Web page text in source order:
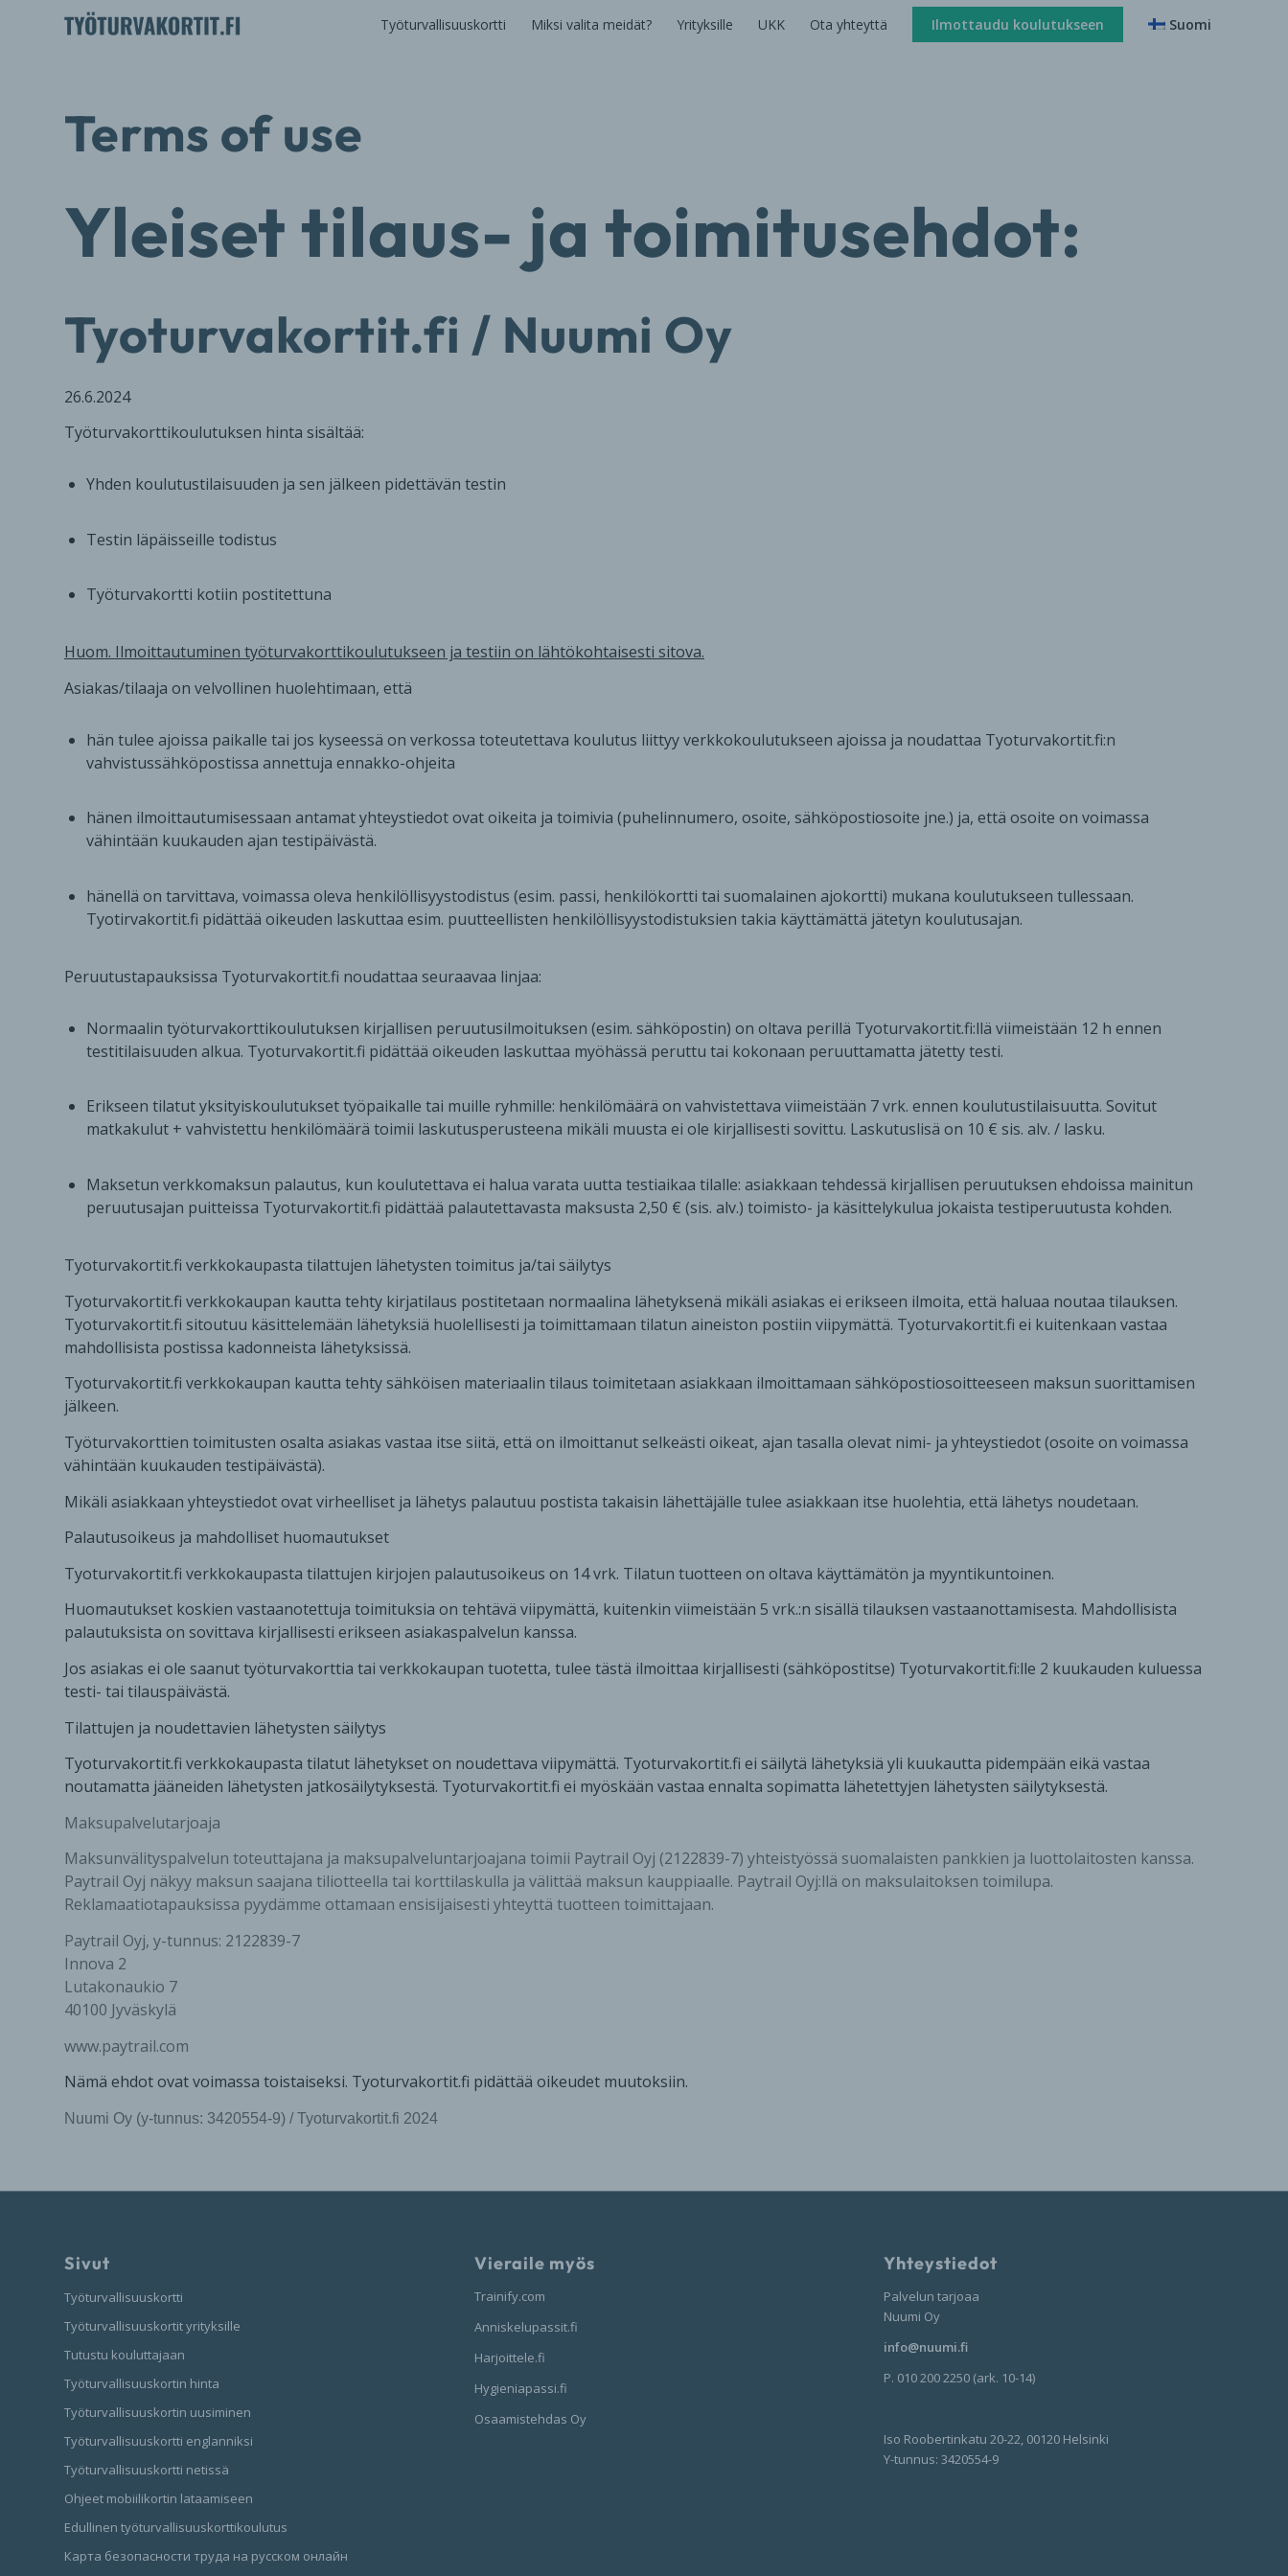
Työturvallisuuskortti Miksi valita meidät? Yrityksille UKK Ota yhteyttä Ilmottaudu koulutukseen Suomi
Terms of use
Yleiset tilaus- ja toimitusehdot:
Tyoturvakortit.fi / Nuumi Oy
26.6.2024
Työturvakorttikoulutuksen hinta sisältää:
Yhden koulutustilaisuuden ja sen jälkeen pidettävän testin
Testin läpäisseille todistus
Työturvakortti kotiin postitettuna
Huom. Ilmoittautuminen työturvakorttikoulutukseen ja testiin on lähtökohtaisesti sitova.
Asiakas/tilaaja on velvollinen huolehtimaan, että
hän tulee ajoissa paikalle tai jos kyseessä on verkossa toteutettava koulutus liittyy verkkokoulutukseen ajoissa ja noudattaa Tyoturvakortit.fi:n
vahvistussähköpostissa annettuja ennakko-ohjeita
hänen ilmoittautumisessaan antamat yhteystiedot ovat oikeita ja toimivia (puhelinnumero, osoite, sähköpostiosoite jne.) ja, että osoite on voimassa
vähintään kuukauden ajan testipäivästä.
hänellä on tarvittava, voimassa oleva henkilöllisyystodistus (esim. passi, henkilökortti tai suomalainen ajokortti) mukana koulutukseen tullessaan.
Tyotirvakortit.fi pidättää oikeuden laskuttaa esim. puutteellisten henkilöllisyystodistuksien takia käyttämättä jätetyn koulutusajan.
Peruutustapauksissa Tyoturvakortit.fi noudattaa seuraavaa linjaa:
Normaalin työturvakorttikoulutuksen kirjallisen peruutusilmoituksen (esim. sähköpostin) on oltava perillä Tyoturvakortit.fi:llä viimeistään 12 h ennen
testitilaisuuden alkua. Tyoturvakortit.fi pidättää oikeuden laskuttaa myöhässä peruttu tai kokonaan peruuttamatta jätetty testi.
Erikseen tilatut yksityiskoulutukset työpaikalle tai muille ryhmille: henkilömäärä on vahvistettava viimeistään 7 vrk. ennen koulutustilaisuutta. Sovitut
matkakulut + vahvistettu henkilömäärä toimii laskutusperusteena mikäli muusta ei ole kirjallisesti sovittu. Laskutuslisä on 10 € sis. alv. / lasku.
Maksetun verkkomaksun palautus, kun koulutettava ei halua varata uutta testiaikaa tilalle: asiakkaan tehdessä kirjallisen peruutuksen ehdoissa mainitun
peruutusajan puitteissa Tyoturvakortit.fi pidättää palautettavasta maksusta 2,50 € (sis. alv.) toimisto- ja käsittelykulua jokaista testiperuutusta kohden.
Tyoturvakortit.fi verkkokaupasta tilattujen lähetysten toimitus ja/tai säilytys
Tyoturvakortit.fi verkkokaupan kautta tehty kirjatilaus postitetaan normaalina lähetyksenä mikäli asiakas ei erikseen ilmoita, että haluaa noutaa tilauksen.
Tyoturvakortit.fi sitoutuu käsittelemään lähetyksiä huolellisesti ja toimittamaan tilatun aineiston postiin viipymättä. Tyoturvakortit.fi ei kuitenkaan vastaa
mahdollisista postissa kadonneista lähetyksissä.
Tyoturvakortit.fi verkkokaupan kautta tehty sähköisen materiaalin tilaus toimitetaan asiakkaan ilmoittamaan sähköpostiosoitteeseen maksun suorittamisen
jälkeen.
Työturvakorttien toimitusten osalta asiakas vastaa itse siitä, että on ilmoittanut selkeästi oikeat, ajan tasalla olevat nimi- ja yhteystiedot (osoite on voimassa
vähintään kuukauden testipäivästä).
Mikäli asiakkaan yhteystiedot ovat virheelliset ja lähetys palautuu postista takaisin lähettäjälle tulee asiakkaan itse huolehtia, että lähetys noudetaan.
Palautusoikeus ja mahdolliset huomautukset
Tyoturvakortit.fi verkkokaupasta tilattujen kirjojen palautusoikeus on 14 vrk. Tilatun tuotteen on oltava käyttämätön ja myyntikuntoinen.
Huomautukset koskien vastaanotettuja toimituksia on tehtävä viipymättä, kuitenkin viimeistään 5 vrk.:n sisällä tilauksen vastaanottamisesta. Mahdollisista
palautuksista on sovittava kirjallisesti erikseen asiakaspalvelun kanssa.
Jos asiakas ei ole saanut työturvakorttia tai verkkokaupan tuotetta, tulee tästä ilmoittaa kirjallisesti (sähköpostitse) Tyoturvakortit.fi:lle 2 kuukauden kuluessa
testi- tai tilauspäivästä.
Tilattujen ja noudettavien lähetysten säilytys
Tyoturvakortit.fi verkkokaupasta tilatut lähetykset on noudettava viipymättä. Tyoturvakortit.fi ei säilytä lähetyksiä yli kuukautta pidempään eikä vastaa
noutamatta jääneiden lähetysten jatkosäilytyksestä. Tyoturvakortit.fi ei myöskään vastaa ennalta sopimatta lähetettyjen lähetysten säilytyksestä.
Maksupalvelutarjoaja
Maksunvälityspalvelun toteuttajana ja maksupalveluntarjoajana toimii Paytrail Oyj (2122839-7) yhteistyössä suomalaisten pankkien ja luottolaitosten kanssa.
Paytrail Oyj näkyy maksun saajana tiliotteella tai korttilaskulla ja välittää maksun kauppiaalle. Paytrail Oyj:llä on maksulaitoksen toimilupa.
Reklamaatiotapauksissa pyydämme ottamaan ensisijaisesti yhteyttä tuotteen toimittajaan.
Paytrail Oyj, y-tunnus: 2122839-7
Innova 2
Lutakonaukio 7
40100 Jyväskylä
www.paytrail.com
Nämä ehdot ovat voimassa toistaiseksi. Tyoturvakortit.fi pidättää oikeudet muutoksiin.
Nuumi Oy (y-tunnus: 3420554-9) / Tyoturvakortit.fi 2024
Sivut
Työturvallisuuskortti
Työturvallisuuskortit yrityksille
Tutustu kouluttajaan
Työturvallisuuskortin hinta
Työturvallisuuskortin uusiminen
Työturvallisuuskortti englanniksi
Työturvallisuuskortti netissä
Ohjeet mobiilikortin lataamiseen
Edullinen työturvallisuuskorttikoulutus
Карта безопасности труда на русском онлайн
Vieraile myös
Trainify.com
Anniskelupassit.fi
Harjoittele.fi
Hygieniapassi.fi
Osaamistehdas Oy
Yhteystiedot
Palvelun tarjoaa
Nuumi Oy
info@nuumi.fi
P. 010 200 2250 (ark. 10-14)
Iso Roobertinkatu 20-22, 00120 Helsinki
Y-tunnus: 3420554-9